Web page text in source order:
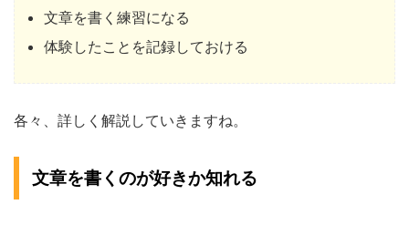
文章を書く練習になる
体験したことを記録しておける
各々、詳しく解説していきますね。
文章を書くのが好きか知れる